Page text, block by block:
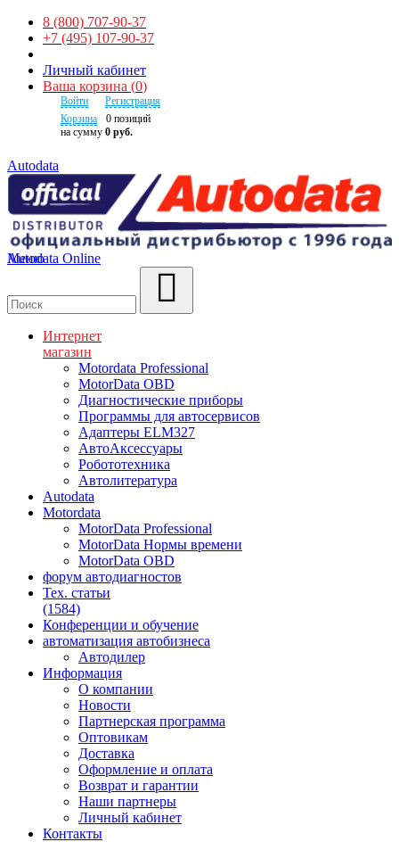
8 (800) 707-90-37
+7 (495) 107-90-37
Личный кабинет
Ваша корзина (0)
Войти
Регистрация
Корзина
0 позиций
на сумму 0 руб.
Autodata
Autodata Online
Меню
Интернет
магазин
Motordata Professional
MotorData OBD
Диагностические приборы
Программы для автосервисов
Адаптеры ELM327
АвтоАксессуары
Робототехника
Автолитература
Autodata
Motordata
MotorData Professional
MotorData Нормы времени
MotorData OBD
форум автодиагностов
Тех. статьи
(1584)
Конференции и обучение
автоматизация автобизнеса
Автодилер
Информация
О компании
Новости
Партнерская программа
Оптовикам
Доставка
Оформление и оплата
Возврат и гарантии
Наши партнеры
Личный кабинет
Контакты